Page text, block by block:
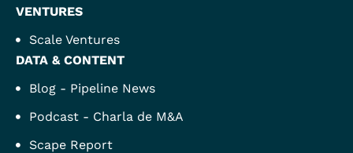
VENTURES
Scale Ventures
DATA & CONTENT
Blog - Pipeline News
Podcast - Charla de M&A
Scape Report